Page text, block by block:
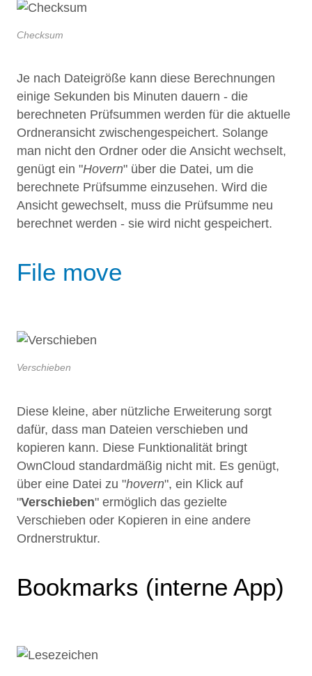
Checksum
Je nach Dateigröße kann diese Berechnungen
einige Sekunden bis Minuten dauern - die
berechneten Prüfsummen werden für die aktuelle
Ordneransicht zwischengespeichert. Solange
man nicht den Ordner oder die Ansicht wechselt,
genügt ein "Hovern" über die Datei, um die
berechnete Prüfsumme einzusehen. Wird die
Ansicht gewechselt, muss die Prüfsumme neu
berechnet werden - sie wird nicht gespeichert.
File move
Verschieben
Diese kleine, aber nützliche Erweiterung sorgt
dafür, dass man Dateien verschieben und
kopieren kann. Diese Funktionalität bringt
OwnCloud standardmäßig nicht mit. Es genügt,
über eine Datei zu "hovern", ein Klick auf
"Verschieben" ermöglich das gezielte
Verschieben oder Kopieren in eine andere
Ordnerstruktur.
Bookmarks (interne App)